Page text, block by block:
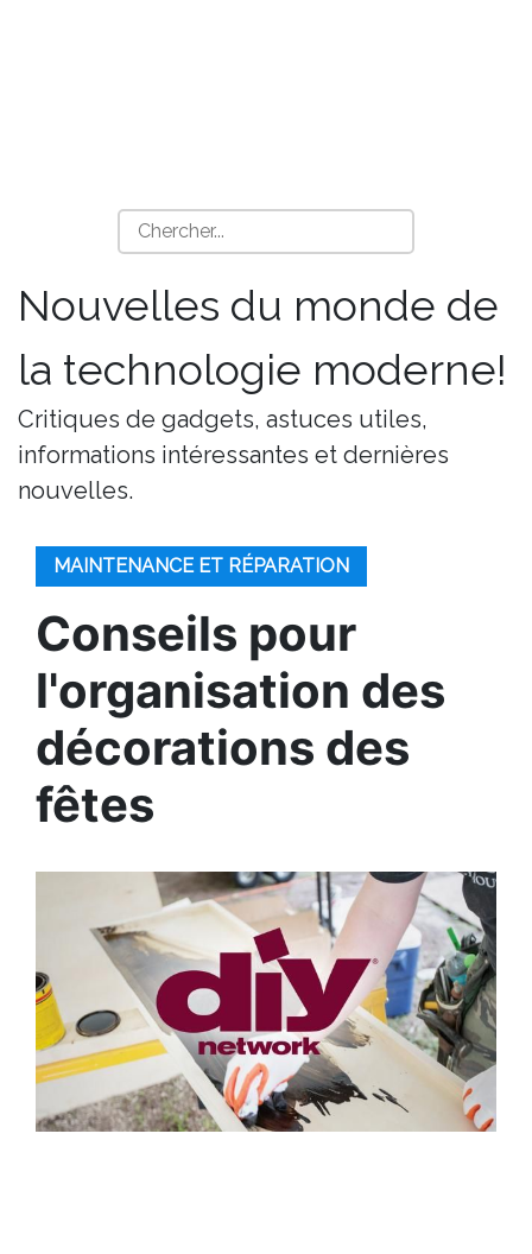
Nouvelles du monde de
la technologie moderne!
Critiques de gadgets, astuces utiles,
informations intéressantes et dernières
nouvelles.
MAINTENANCE ET RÉPARATION
Conseils pour
l'organisation des
décorations des
fêtes